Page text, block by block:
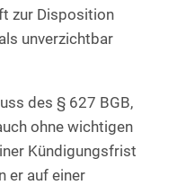
zur Disposition
unverzichtbar
des § 627 BGB,
ohne wichtigen
Kündigungsfrist
er auf einer